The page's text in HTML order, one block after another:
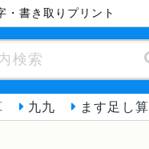
書き取りプリント
九九 ます足し算